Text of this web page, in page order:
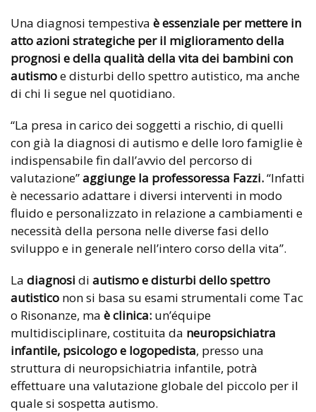
Una diagnosi tempestiva è essenziale per mettere in
atto azioni strategiche per il miglioramento della
prognosi e della qualità della vita dei bambini con
autismoe disturbi dello spettro autistico, ma anche
di chi li segue nel quotidiano.
“La presa in carico dei soggetti a rischio, di quelli
con già la diagnosi di autismo e delle loro famiglie è
indispensabile fin dall’avvio del percorso di
valutazione”aggiunge la professoressa Fazzi.“Infatti
è necessario adattare i diversi interventi in modo
fluido e personalizzato in relazione a cambiamenti e
necessità della persona nelle diverse fasi dello
sviluppo e in generale nell’intero corso della vita”.
La diagnosi di autismo e disturbi dello spettro
autistico non si basa su esami strumentali come Tac
o Risonanze, ma è clinica: un’équipe
multidisciplinare, costituita da neuropsichiatra
infantile, psicologo e logopedista, presso una
struttura di neuropsichiatria infantile, potrà
effettuare una valutazione globale del piccolo per il
quale si sospetta autismo.